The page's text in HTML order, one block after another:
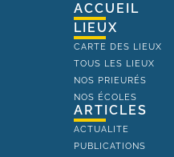
ACCUEIL
LIEUX
CARTE DES LIEUX
TOUS LES LIEUX
NOS PRIEURÉS
NOS ÉCOLES
ARTICLES
ACTUALITE
PUBLICATIONS